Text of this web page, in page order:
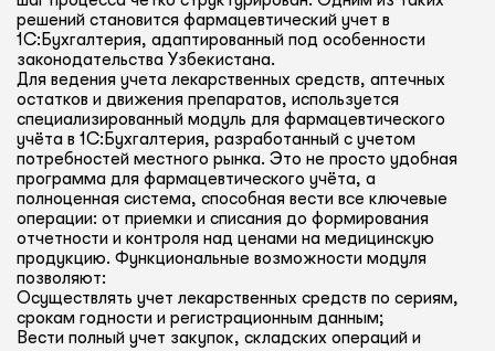
решений становится фармацевтический учет в
1С:Бухгалтерия, адаптированный под особенности
законодательства Узбекистана.
Для ведения учета лекарственных средств, аптечных
остатков и движения препаратов, используется
специализированный модуль для фармацевтического
учёта в 1С:Бухгалтерия, разработанный с учетом
потребностей местного рынка. Это не просто удобная
программа для фармацевтического учёта, а
полноценная система, способная вести все ключевые
операции: от приемки и списания до формирования
отчетности и контроля над ценами на медицинскую
продукцию. Функциональные возможности модуля
позволяют:
Осуществлять учет лекарственных средств по сериям,
срокам годности и регистрационным данным;
Вести полный учет закупок, складских операций и